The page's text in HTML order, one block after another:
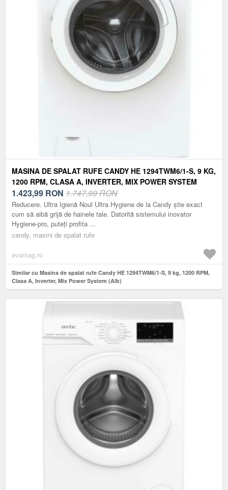
MASINA DE SPALAT RUFE CANDY HE 1294TWM6/1-S, 9 KG,
1200 RPM, CLASA A, INVERTER, MIX POWER SYSTEM
(ALB)
1.423,99 RON 1.747,99 RON
Reducere. Ultra Igienă Noul Ultra Hygiene de la Candy știe exact
cum să aibă grijă de hainele tale. Datorită sistemului inovator
Hygiene-pro, puteți profita ...
candy, masini de spalat rufe
evomag.ro
Similar cu Masina de spalat rufe Candy HE 1294TWM6/1-S, 9 kg, 1200 RPM,
Clasa A, Inverter, Mix Power System (Alb)